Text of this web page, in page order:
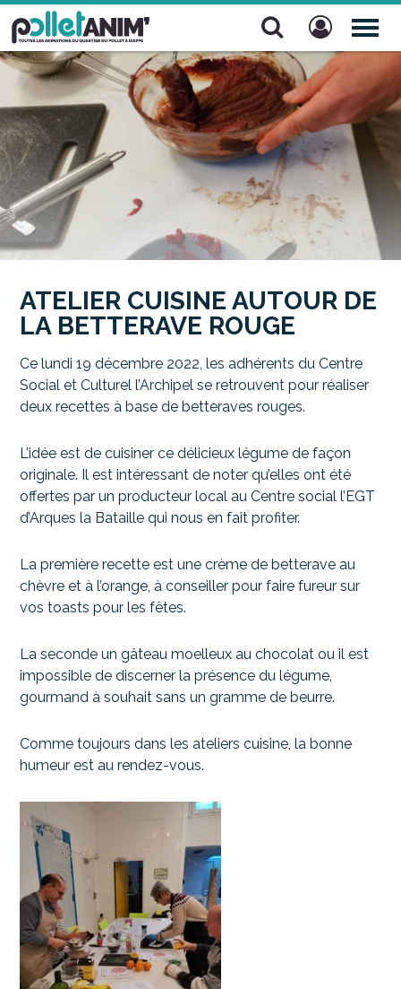
Pollet Anim'
ATELIER CUISINE AUTOUR DE
LA BETTERAVE ROUGE
Ce lundi 19 décembre 2022, les adhérents du Centre
Social et Culturel l’Archipel se retrouvent pour réaliser
deux recettes à base de betteraves rouges.
L’idée est de cuisiner ce délicieux légume de façon
originale. Il est intéressant de noter qu’elles ont été
offertes par un producteur local au Centre social l’EGT
d’Arques la Bataille qui nous en fait profiter.
La première recette est une crème de betterave au
chèvre et à l’orange, à conseiller pour faire fureur sur
vos toasts pour les fêtes.
La seconde un gâteau moelleux au chocolat ou il est
impossible de discerner la présence du légume,
gourmand à souhait sans un gramme de beurre.
Comme toujours dans les ateliers cuisine, la bonne
humeur est au rendez-vous.